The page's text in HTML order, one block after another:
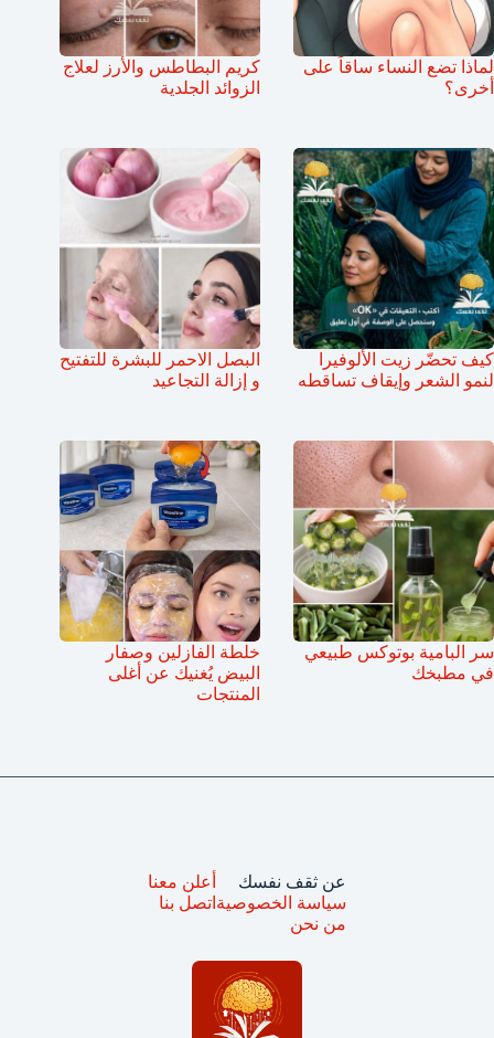
لماذا تضع النساء ساقاً على
أخرى؟
كريم البطاطس والأرز لعلاج
الزوائد الجلدية
كيف تحضّر زيت الألوفيرا
لنمو الشعر وإيقاف تساقطه
البصل الاحمر للبشرة للتفتيح
و إزالة التجاعيد
سر البامية بوتوكس طبيعي
في مطبخك
خلطة الفازلين وصفار
البيض يُغنيك عن أغلى
المنتجات
عن ثقف نفسك
سياسة الخصوصية
من نحن
أعلن معنا
اتصل بنا